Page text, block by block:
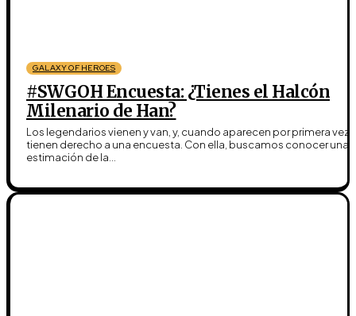
GALAXY OF HEROES
#SWGOH Encuesta: ¿Tienes el Halcón
Milenario de Han?
Los legendarios vienen y van, y, cuando aparecen por primera vez,
tienen derecho a una encuesta. Con ella, buscamos conocer una
estimación de la...